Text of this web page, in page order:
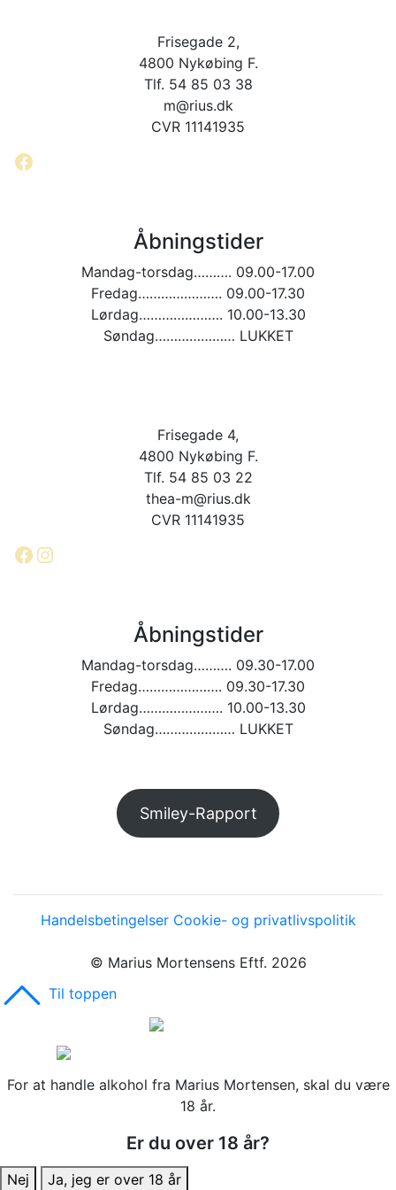
Frisegade 2,
4800 Nykøbing F.
Tlf. 54 85 03 38
m@rius.dk
CVR 11141935
Facebook
Åbningstider
Mandag-torsdag………. 09.00-17.00
Fredag…………………. 09.00-17.30
Lørdag…………………. 10.00-13.30
Søndag………………… LUKKET
Frisegade 4,
4800 Nykøbing F.
Tlf. 54 85 03 22
thea-m@rius.dk
CVR 11141935
Facebook
Instagram
Åbningstider
Mandag-torsdag………. 09.30-17.00
Fredag…………………. 09.30-17.30
Lørdag…………………. 10.00-13.30
Søndag………………… LUKKET
Smiley-Rapport
Handelsbetingelser Cookie- og privatlivspolitik
© Marius Mortensens Eftf. 2026
Til toppen
For at handle alkohol fra Marius Mortensen, skal du være
18 år.
Er du over 18 år?
Nej Ja, jeg er over 18 år